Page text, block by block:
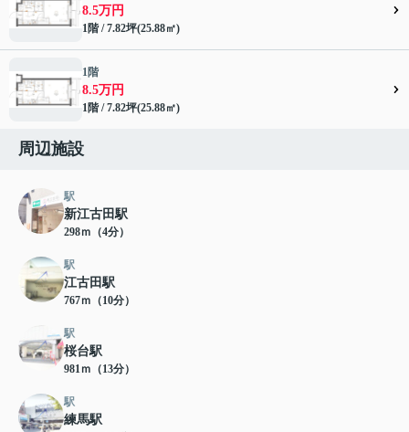
8.5万円
1階 / 7.82坪(25.88㎡)
1階
8.5万円
1階 / 7.82坪(25.88㎡)
周辺施設
駅
新江古田駅
298ｍ（4分）
駅
江古田駅
767ｍ（10分）
駅
桜台駅
981ｍ（13分）
駅
練馬駅